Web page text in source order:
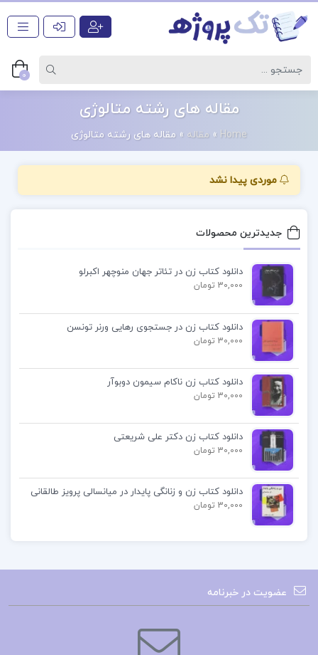
0
مقاله های رشته متالوژی
Home
» مقاله » مقاله های رشته متالوژی
موردی پیدا نشد
جدیدترین محصولات
دانلود کتاب زن در تئاتر جهان منوچهر اکبرلو
30,000 تومان
دانلود کتاب زن در جستجوی رهایی ورنر تونسن
30,000 تومان
دانلود کتاب زن ناکام سیمون دوبوآر
30,000 تومان
دانلود کتاب زن دکتر علی شریعتی
30,000 تومان
دانلود کتاب زن و زنانگی پایدار در میانسالی پرویز طالقانی
30,000 تومان
عضویت در خبرنامه